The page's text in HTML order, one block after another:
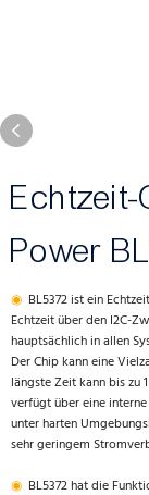
Power
◉ BL5372 ist ein
Echtzeit über den I2C-
hauptsächlich in allen
Der Chip kann eine
längste Zeit kann bis zu
verfügt über eine
unter harten
sehr geringem
◉ BL5372 hat die